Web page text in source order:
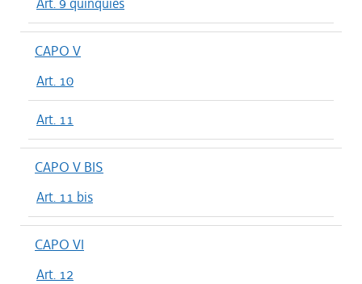
CAPO V
Art. 10
Art. 11
CAPO V BIS
Art. 11 bis
CAPO VI
Art. 12